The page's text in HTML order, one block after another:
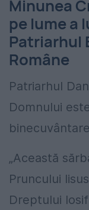
Minunea
pe lume a
Patriarhul
Române
Patriarhul
Domnului
„Această
Pruncului
Dreptului